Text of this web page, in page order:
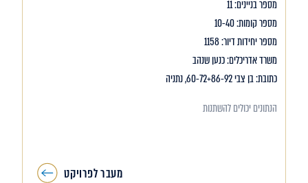
מספר בניינים: 11
מספר קומות: 10-40
מספר יחידות דיור: 1158
משרד אדריכלים: כנען שנהב
כתובת: בן צבי 60-72+86-92, נתניה
הנתונים יכולים להשתנות
מעבר לפרויקט